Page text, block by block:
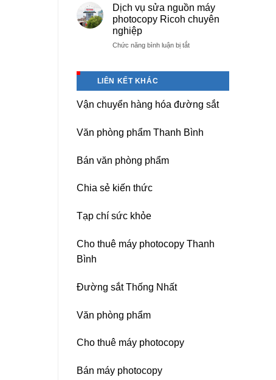
công
ty
sau
sát
văn
phòng
giá
Yên,
Phòng-
sau
Dịch vụ sửa nguồn máy
photocopy Ricoh chuyên
nghiệp
Chức năng bình luận bị tắtở
photocopy
chuyên
nghiệp
LIÊN KẾT KHÁC
Vận chuyển hàng hóa đường sắt
Văn phòng phẩm Thanh Bình
Bán văn phòng phẩm
Chia sẻ kiến thức
Tạp chí sức khỏe
Cho thuê máy photocopy Thanh
Bình
Đường sắt Thống Nhất
Văn phòng phẩm
Cho thuê máy photocopy
Bán máy photocopy